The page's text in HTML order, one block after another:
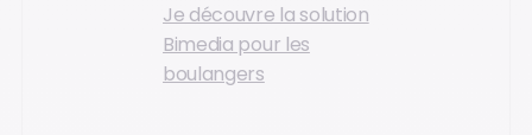
Je découvre la solution
Bimedia pour les
boulangers